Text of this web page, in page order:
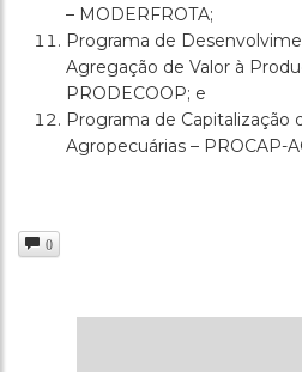
– MODERFROTA;
Programa de
Agregação de Valor à
PRODECOOP; e
Programa de Capitalização
Agropecuárias – PROCAP-
0